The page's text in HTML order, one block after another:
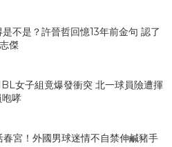
不是？許晉哲回憶13年前金句 認了
傑
女子組竟爆發衝突 北一球員險遭揮
哮
宮！外國男球迷情不自禁伸鹹豬手